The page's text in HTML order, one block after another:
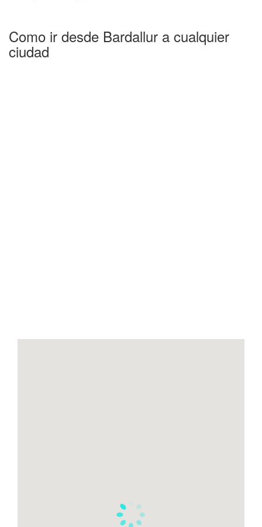
Como ir desde Bardallur a cualquier
ciudad